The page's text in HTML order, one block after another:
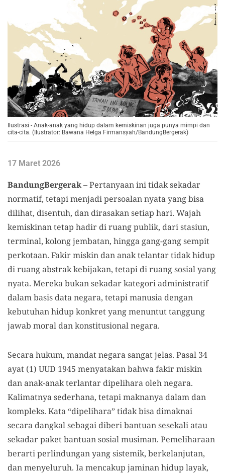
Ilustrasi - Anak-anak yang hidup dalam kemiskinan juga punya mimpi dan
cita-cita. (Ilustrator: Bawana Helga Firmansyah/BandungBergerak)
17 Maret 2026
BandungBergerak– Pertanyaan ini tidak sekadar
normatif, tetapi menjadi persoalan nyata yang bisa
dilihat, disentuh, dan dirasakan setiap hari. Wajah
kemiskinan tetap hadir di ruang publik, dari stasiun,
terminal, kolong jembatan, hingga gang-gang sempit
perkotaan. Fakir miskin dan anak telantar tidak hidup
di ruang abstrak kebijakan, tetapi di ruang sosial yang
nyata. Mereka bukan sekadar kategori administratif
dalam basis data negara, tetapi manusia dengan
kebutuhan hidup konkret yang menuntut tanggung
jawab moral dan konstitusional negara.
Secara hukum, mandat negara sangat jelas. Pasal 34
ayat (1) UUD 1945 menyatakan bahwa fakir miskin
dan anak-anak terlantar dipelihara oleh negara.
Kalimatnya sederhana, tetapi maknanya dalam dan
kompleks. Kata “dipelihara” tidak bisa dimaknai
secara dangkal sebagai diberi bantuan sesekali atau
sekadar paket bantuan sosial musiman. Pemeliharaan
berarti perlindungan yang sistemik, berkelanjutan,
dan menyeluruh. Ia mencakup jaminan hidup layak,